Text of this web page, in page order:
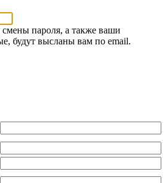
смены пароля, а также ваши
будут высланы вам по email.